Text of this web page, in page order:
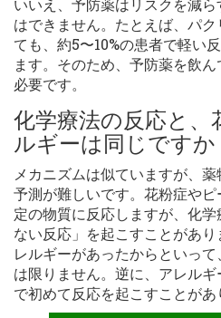
いいえ、予防薬はリスクを減
はできません。たとえば、パ
ても、約5〜10%の患者で軽い
ます。そのため、予防薬を飲
必要です。
化学療法の反応と、
ルギーは同じですか
メカニズムは似ていますが、薬
予測が難しいです。花粉症や
定の物質に反応しますが、化
ない反応」を起こすことがあ
レルギーがあったからといっ
は限りません。逆に、アレル
で初めて反応を起こすことがあ